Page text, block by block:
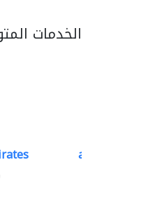
الخدمات
accurate bldh